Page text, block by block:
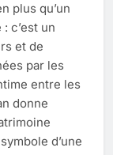
plus qu’un
c’est un
et de
par les
entre les
donne
d’une